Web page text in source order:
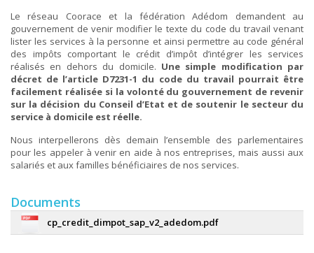
Le réseau Coorace et la fédération Adédom demandent au
gouvernement de venir modifier le texte du code du travail venant
lister les services à la personne et ainsi permettre au code général
des impôts comportant le crédit d’impôt d’intégrer les services
réalisés en dehors du domicile. Une simple modification par
décret de l’article D7231-1 du code du travail pourrait être
facilement réalisée si la volonté du gouvernement de revenir
sur la décision du Conseil d’Etat et de soutenir le secteur du
service à domicile est réelle.
Nous interpellerons dès demain l’ensemble des parlementaires
pour les appeler à venir en aide à nos entreprises, mais aussi aux
salariés et aux familles bénéficiaires de nos services.
Documents
cp_credit_dimpot_sap_v2_adedom.pdf